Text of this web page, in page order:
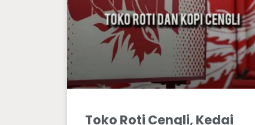
Toko Roti Cengli, Kedai